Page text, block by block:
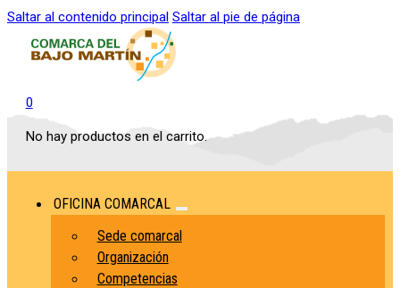
Saltar al contenido principal Saltar al pie de página
0
No hay productos en el carrito.
OFICINA COMARCAL
Sede comarcal
Organización
Competencias